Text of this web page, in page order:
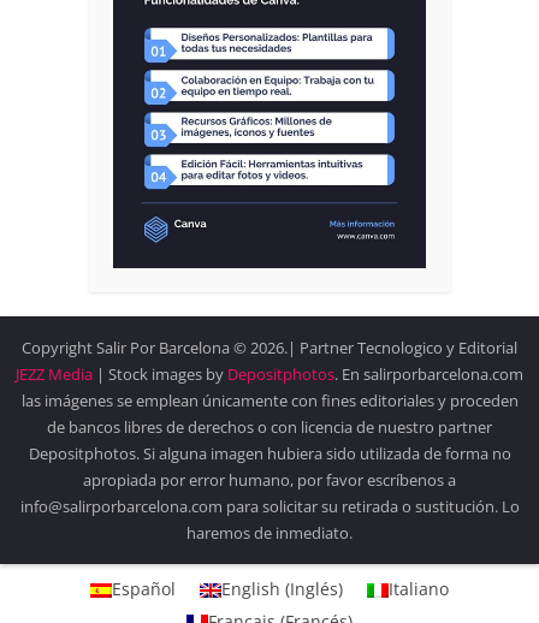
Copyright Salir Por Barcelona © 2026.| Partner Tecnologico y Editorial
JEZZ Media | Stock images by Depositphotos. En salirporbarcelona.com
las imágenes se emplean únicamente con fines editoriales y proceden
de bancos libres de derechos o con licencia de nuestro partner
Depositphotos. Si alguna imagen hubiera sido utilizada de forma no
apropiada por error humano, por favor escríbenos a
info@salirporbarcelona.com para solicitar su retirada o sustitución. Lo
haremos de inmediato.
Español English (Inglés)
Italiano